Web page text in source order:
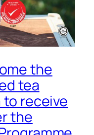
the
tea
to receive
the